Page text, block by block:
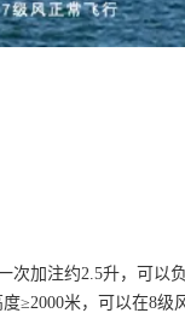
次加注约2.5升，可以
≥2000米，可以在8